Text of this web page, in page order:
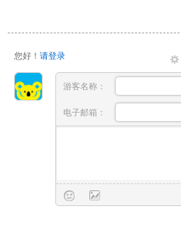
您好！ 请登录
游客名称：
电子邮箱：